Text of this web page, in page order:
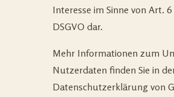
Interesse im Sinne von Art.
DSGVO dar.
Mehr Informationen zum
Nutzerdaten finden Sie in
Datenschutzerklärung von